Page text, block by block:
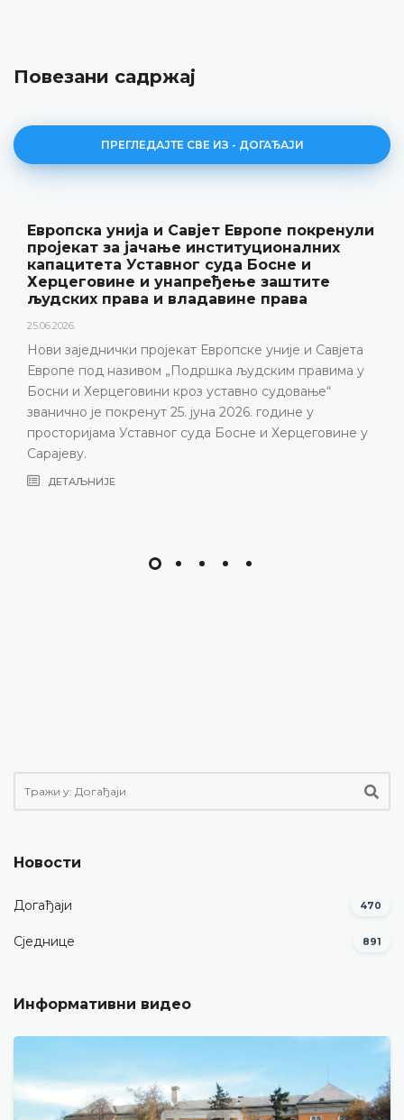
Повезани садржај
ПРЕГЛЕДАЈТЕ СВЕ ИЗ - ДОГАЂАЈИ
Европска унија и Савјет Европе покренули
пројекат за јачање институционалних
капацитета Уставног суда Босне и
Херцеговине и унапређење заштите
људских права и владавине права
25.06.2026.
Нови заједнички пројекат Европске уније и Савјета
Европе под називом „Подршка људским правима у
Босни и Херцеговини кроз уставно судовање“
званично је покренут 25. јуна 2026. године у
просторијама Уставног суда Босне и Херцеговине у
Сарајеву.
ДЕТАЉНИЈЕ
Новости
Догађаји 470
Сједнице 891
Информативни видео